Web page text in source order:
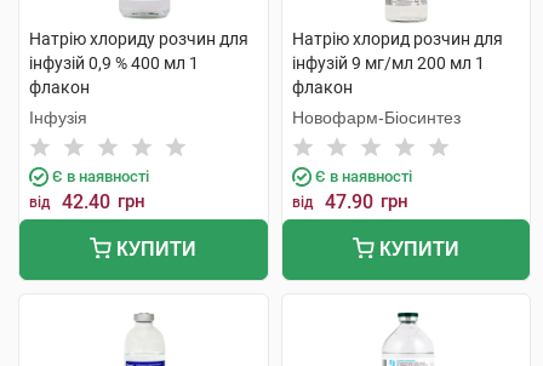
Натрію хлориду розчин для
інфузій 0,9 % 400 мл 1
флакон
Інфузія
Є в наявності
від 42.40 грн
КУПИТИ
Натрію хлорид розчин для
інфузій 9 мг/мл 200 мл 1
флакон
Новофарм-Біосинтез
Є в наявності
від 47.90 грн
КУПИТИ